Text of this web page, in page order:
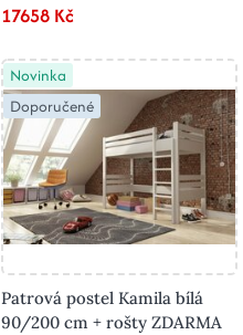
17658 Kč
Novinka
Doporučené
Patrová postel Kamila bílá
90/200 cm + rošty ZDARMA